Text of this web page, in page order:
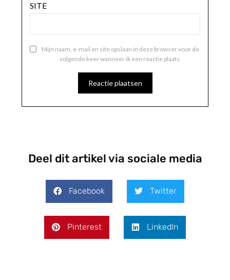
SITE
Mijn naam, e-mail en site opslaan in deze browser voor de
volgende keer wanneer ik een reactie plaats.
Deel dit artikel via sociale media
Facebook Twitter
Pinterest LinkedIn